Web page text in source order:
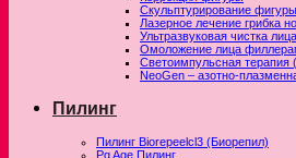
Скульптурирование
Лазерное лечение грибка
Ультразвуковая чистка лица
Омоложение лица
Светоимпульсная терапия
NeoGen – азотно-
Пилинг
Пилинг Biorepeelcl3 (Биорепил)
Pq Age Пилинг